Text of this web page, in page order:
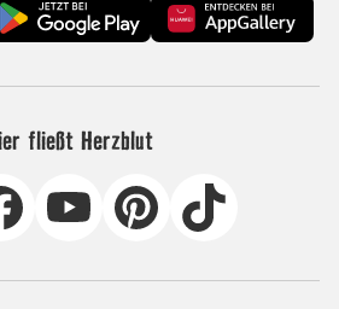
fließt Herzblut